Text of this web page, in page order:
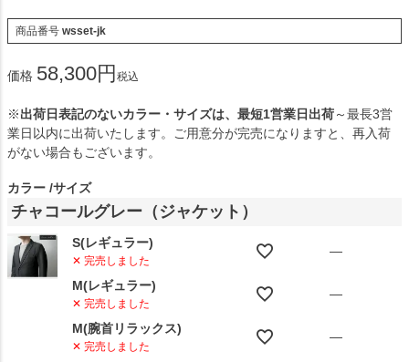
商品番号 wsset-jk
価格 58,300 税込
※出荷日表記のないカラー・サイズは、最短1営業日出荷～最長3営
業日以内に出荷いたします。ご用意分が完売になりますと、再入荷
がない場合もございます。
カラー サイズ
チャコールグレー（ジャケット）
S(レギュラー)
✕ 完売しました
—
M(レギュラー)
✕ 完売しました
—
M(腕首リラックス)
✕ 完売しました
—